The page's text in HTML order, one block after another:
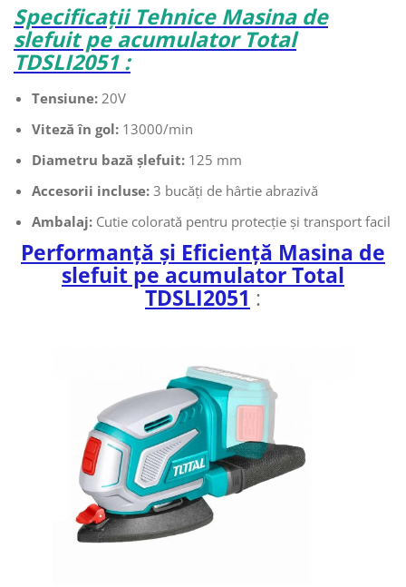
Specificații Tehnice Masina de
slefuit pe acumulator Total
TDSLI2051 :
Tensiune: 20V
Viteză în gol: 13000/min
Diametru bază șlefuit: 125 mm
Accesorii incluse: 3 bucăți de hârtie abrazivă
Ambalaj: Cutie colorată pentru protecție și transport facil
Performanță și Eficiență Masina de
slefuit pe acumulator Total
TDSLI2051 :